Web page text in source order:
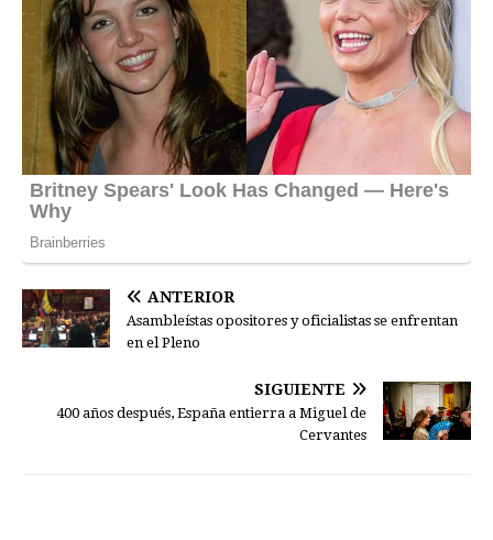
ANTERIOR
Asambleístas opositores y oficialistas se enfrentan
en el Pleno
SIGUIENTE
400 años después, España entierra a Miguel de
Cervantes